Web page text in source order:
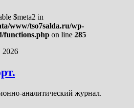
$meta2 in
www/tso7salda.ru/wp-
functions.php on line 285
2026
аналитический журнал.